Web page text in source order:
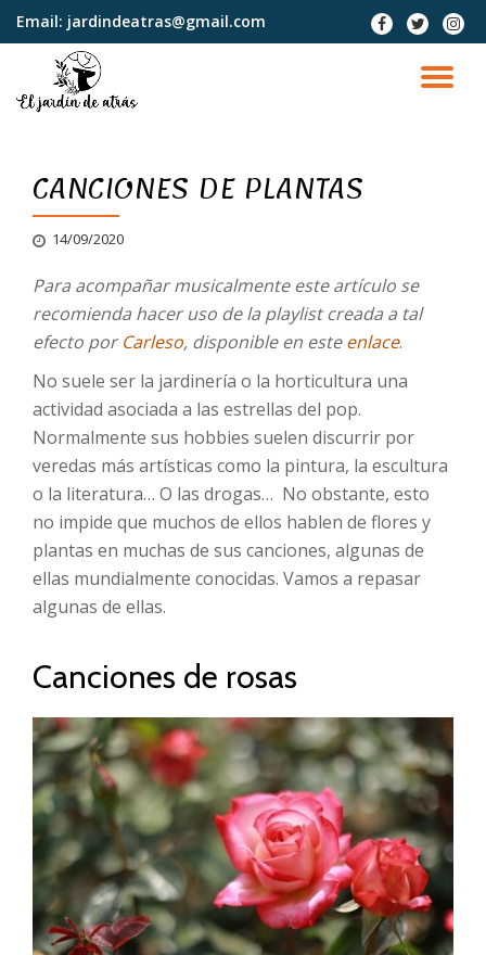
contenido
Email: jardindeatras@gmail.com
fa-
facebook
fa-
twitter
fa-
CANCIONES DE PLANTAS
14/09/2020
Para acompañar musicalmente este artículo se
recomienda hacer uso de la playlist creada a tal
efecto porCarleso, disponible en esteenlace.
No suele ser la jardinería o la horticultura una
actividad asociada a las estrellas del pop.
Normalmente sus hobbies suelen discurrir por
veredas más artísticas como la pintura, la escultura
o la literatura… O las drogas… No obstante, esto
no impide que muchos de ellos hablen de flores y
plantas en muchas de sus canciones, algunas de
ellas mundialmente conocidas. Vamos a repasar
algunas de ellas.
Canciones de rosas